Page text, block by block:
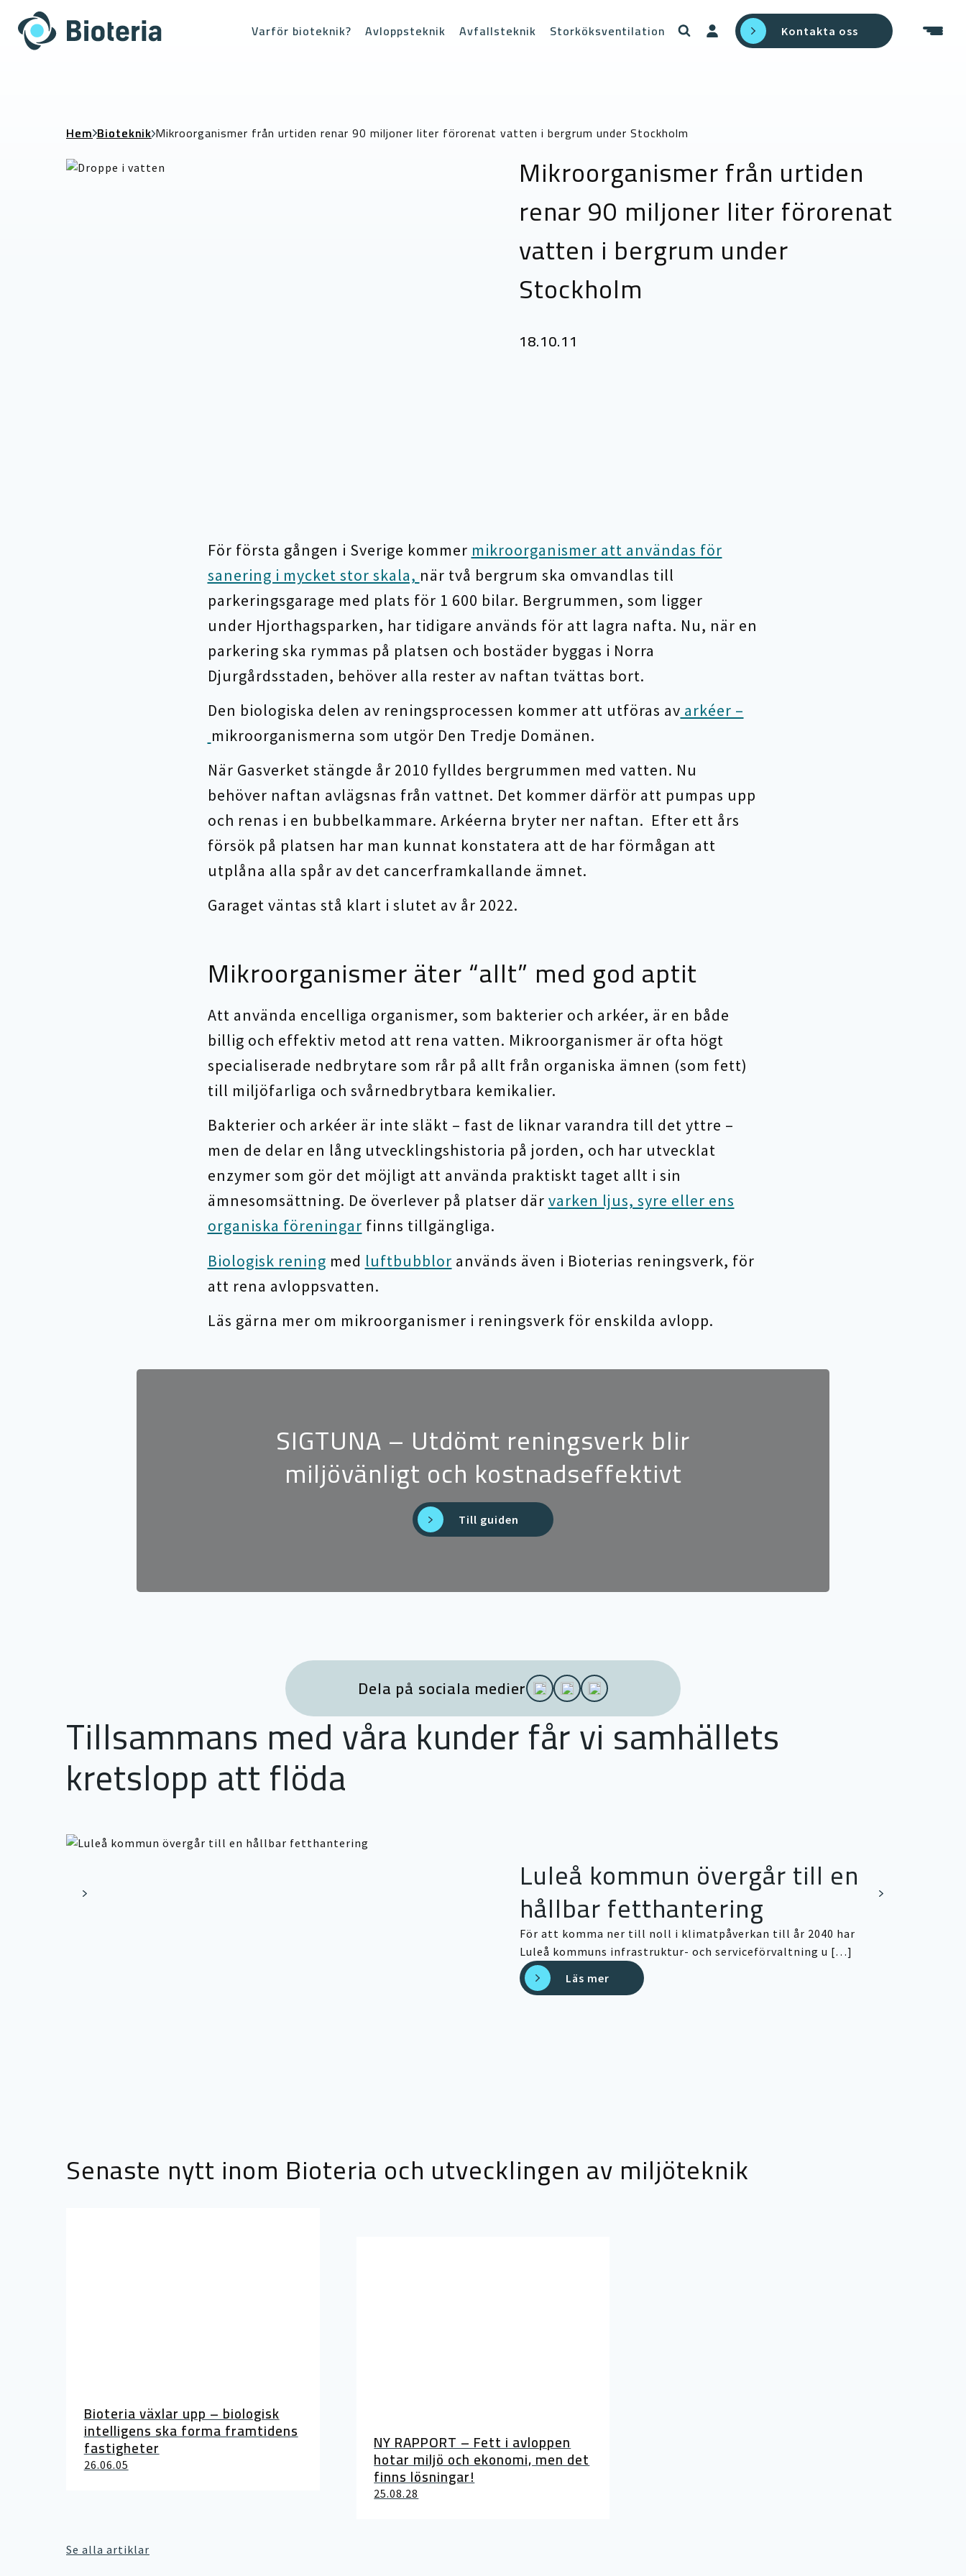
content
Varför bioteknik? Avloppsteknik Avfallsteknik Storköksventilation Kontakta oss
HemBioteknik Mikroorganismer från urtiden renar 90 miljoner liter förorenat vatten i bergrum under Stockholm
Mikroorganismer från urtiden
renar 90 miljoner liter förorenat
vatten i bergrum under
Stockholm
18.10.11
För första gången i Sverige kommer mikroorganismer att användas för
sanering i mycket stor skala, när två bergrum ska omvandlas till
parkeringsgarage med plats för 1 600 bilar. Bergrummen, som ligger
under Hjorthagsparken, har tidigare används för att lagra nafta. Nu, när en
parkering ska rymmas på platsen och bostäder byggas i Norra
Djurgårdsstaden, behöver alla rester av naftan tvättas bort.
Den biologiska delen av reningsprocessen kommer att utföras av arkéer –
mikroorganismerna som utgör Den Tredje Domänen.
När Gasverket stängde år 2010 fylldes bergrummen med vatten. Nu
behöver naftan avlägsnas från vattnet. Det kommer därför att pumpas upp
och renas i en bubbelkammare. Arkéerna bryter ner naftan. Efter ett års
försök på platsen har man kunnat konstatera att de har förmågan att
utplåna alla spår av det cancerframkallande ämnet.
Garaget väntas stå klart i slutet av år 2022.
Mikroorganismer äter “allt” med god aptit
Att använda encelliga organismer, som bakterier och arkéer, är en både
billig och effektiv metod att rena vatten. Mikroorganismer är ofta högt
specialiserade nedbrytare som rår på allt från organiska ämnen (som fett)
till miljöfarliga och svårnedbrytbara kemikalier.
Bakterier och arkéer är inte släkt – fast de liknar varandra till det yttre –
men de delar en lång utvecklingshistoria på jorden, och har utvecklat
enzymer som gör det möjligt att använda praktiskt taget allt i sin
ämnesomsättning. De överlever på platser där varken ljus, syre eller ens
organiska föreningar finns tillgängliga.
Biologisk rening med luftbubblor används även i Bioterias reningsverk, för
att rena avloppsvatten.
Läs gärna mer om mikroorganismer i reningsverk för enskilda avlopp.
SIGTUNA – Utdömt reningsverk blir
miljövänligt och kostnadseffektivt
Till guiden
Dela på sociala medier
Tillsammans med våra kunder får vi samhällets
kretslopp att flöda
Luleå kommun övergår till en
hållbar fetthantering
För att komma ner till noll i klimatpåverkan till år 2040 har
Luleå kommuns infrastruktur- och serviceförvaltning u […]
Läs mer
Senaste nytt inom Bioteria och utvecklingen av miljöteknik
Bioteria växlar upp – biologisk
intelligens ska forma framtidens
fastigheter
26.06.05
NY RAPPORT – Fett i avloppen
hotar miljö och ekonomi, men det
finns lösningar!
25.08.28
Se alla artiklar